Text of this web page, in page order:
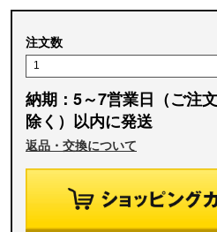
注文数
納期：5～7営業日（ご注
除く）以内に発送
返品・交換について